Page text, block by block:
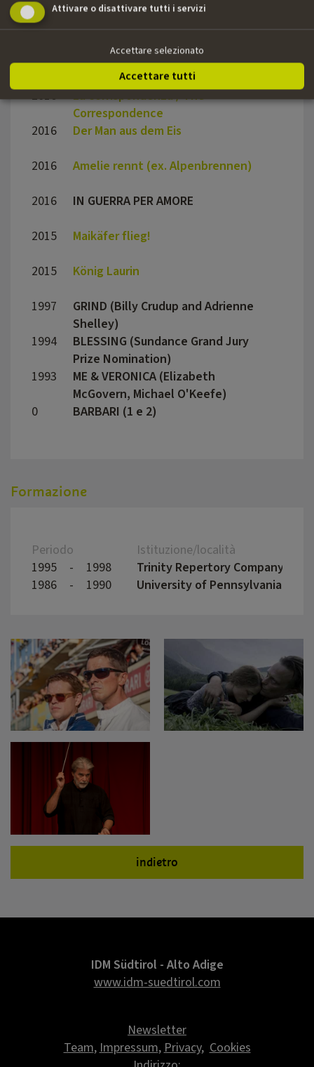
indietro
2017
2017
A HIDDEN LIFE (CANNES 2019)
2016
La corrispondenza / The
Correspondence
2016
Der Man aus dem Eis
2016
Amelie rennt (ex. Alpenbrennen)
2016
IN GUERRA PER AMORE
2015
Maikäfer flieg!
2015
König Laurin
1997
GRIND (Billy Crudup and Adrienne
Shelley)
1994
BLESSING (Sundance Grand Jury
Prize Nomination)
1993
ME & VERONICA (Elizabeth
McGovern, Michael O'Keefe)
0
BARBARI (1 e 2)
Formazione
Periodo
Istituzione/località
1995
- 1998
Trinity Repertory Company
1986
- 1990 University of Pennsylvania
IDM Südtirol - Alto Adige
www.idm-suedtirol.com
Newsletter
Team,Impressum,Privacy,Cookies
Attivare o disattivare tutti i servizi
Accettare selezionato
Accettare tutti